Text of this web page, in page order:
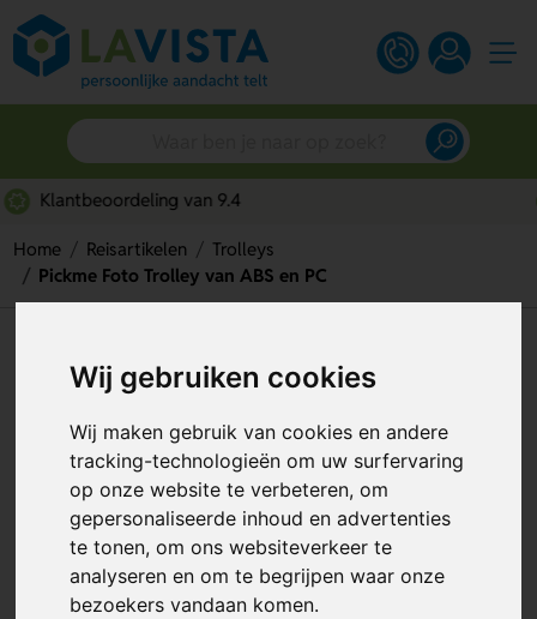
Wij gebruiken cookies
Wij maken gebruik van cookies en andere
tracking-technologieën om uw surfervaring
op onze website te verbeteren, om
gepersonaliseerde inhoud en advertenties
te tonen, om ons websiteverkeer te
analyseren en om te begrijpen waar onze
bezoekers vandaan komen.
Snelle persoonlijke service
Home Reisartikelen
Trolleys
Pickme Foto Trolley van ABS en PC
Pickme Foto Trolley van ABS en
Artikelnummer: 309610